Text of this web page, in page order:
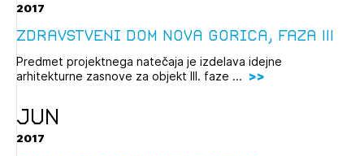
2017
Zdravstveni dom Nova Gorica, Faza III
Predmet projektnega natečaja je izdelava idejne
arhitekturne zasnove za objekt III. faze ...
JUN
2017